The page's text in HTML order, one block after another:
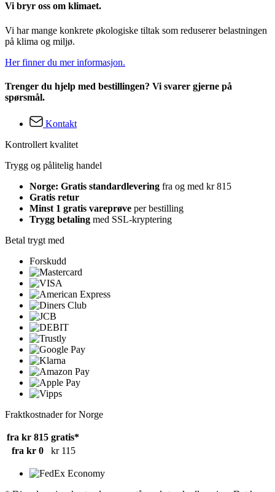
Vi bryr oss om klimaet.
Vi har mange konkrete økologiske tiltak som reduserer belastningen
på klima og miljø.
Her finner du mer informasjon.
Trenger du hjelp med bestillingen? Vi svarer gjerne på
spørsmål.
Kontakt
Kontrollert kvalitet
Trygg og pålitelig handel
Norge: Gratis standardlevering fra og med kr 815
Gratis retur
Minst 1 gratis vareprøve per bestilling
Trygg betaling med SSL-kryptering
Betal trygt med
Forskudd
Fraktkostnader for Norge
fra kr 815 gratis*
fra kr 0
kr 115